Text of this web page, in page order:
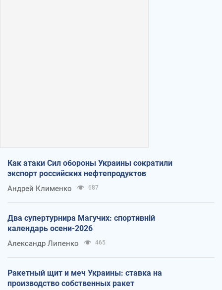
Как атаки Сил обороны Украины сократили
экспорт российских нефтепродуктов
Андрей Клименко 687
Два супертурнира Магучих: спортивній
календарь осени-2026
Александр Липенко 465
Ракетный щит и меч Украины: ставка на
производство собственных ракет